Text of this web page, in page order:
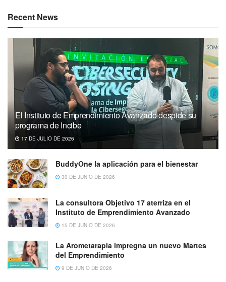
Recent News
El Instituto de Emprendimiento Avanzado despide su
programa de Incibe
17 DE JULIO DE 2026
BuddyOne la aplicación para el bienestar
30 DE JUNIO DE 2026
La consultora Objetivo 17 aterriza en el
Instituto de Emprendimiento Avanzado
15 DE JUNIO DE 2026
La Arometarapia impregna un nuevo Martes
del Emprendimiento
9 DE JUNIO DE 2026